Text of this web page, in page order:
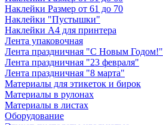
Наклейки Размер от 61 до 70
Наклейки "Пустышки"
Наклейки А4 для принтера
Лента упаковочная
Лента праздничная "С Новым Годом!"
Лента праздничная "23 февраля"
Лента праздничная "8 марта"
Материалы для этикеток и бирок
Материалы в рулонах
Материалы в листах
Оборудование